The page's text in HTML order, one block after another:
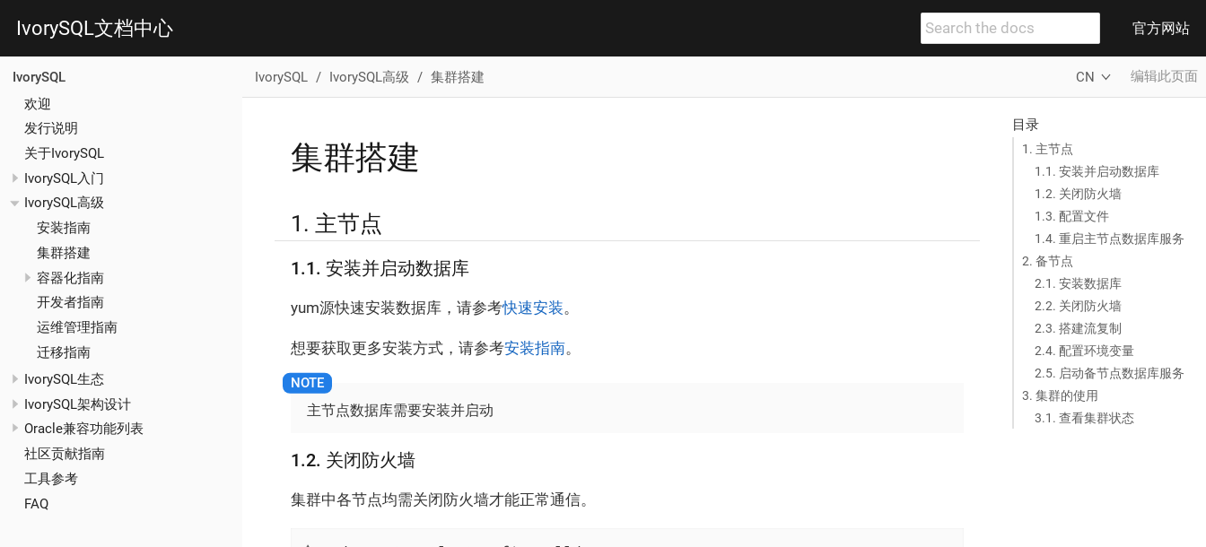
IvorySQL文档中心 官方网站
IvorySQL
欢迎
发行说明
关于IvorySQL
IvorySQL入门
IvorySQL高级
安装指南
集群搭建
容器化指南
开发者指南
运维管理指南
迁移指南
IvorySQL生态
IvorySQL架构设计
Oracle兼容功能列表
社区贡献指南
工具参考
FAQ
IvorySQL IvorySQL高级 集群搭建 CN 编辑此页面
目录
1. 主节点
1.1. 安装并启动数据库
1.2. 关闭防火墙
1.3. 配置文件
1.4. 重启主节点数据库服务
2. 备节点
2.1. 安装数据库
2.2. 关闭防火墙
2.3. 搭建流复制
2.4. 配置环境变量
2.5. 启动备节点数据库服务
3. 集群的使用
3.1. 查看集群状态
集群搭建
1. 主节点
1.1. 安装并启动数据库
yum源快速安装数据库，请参考快速安装。
想要获取更多安装方式，请参考安装指南。
主节点数据库需要安装并启动
1.2. 关闭防火墙
集群中各节点均需关闭防火墙才能正常通信。